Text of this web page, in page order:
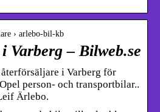
› arlebo-bil-kb
Varberg – Bilweb.se
i Varberg för
person- och transportbilar..
Ärlebo.